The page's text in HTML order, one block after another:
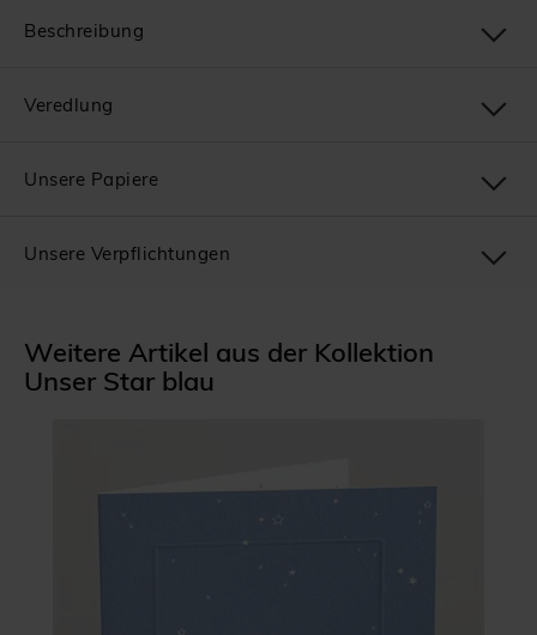
Weitere Artikel aus der Kollektion
Unser Star blau
Beschreibung
Veredlung
Unsere Papiere
Unsere Verpflichtungen